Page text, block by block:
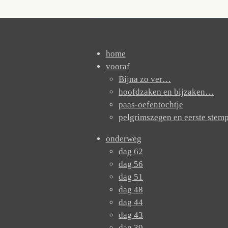
home
vooraf
Bijna zo ver…
hoofdzaken en bijzaken…
paas-oefentochtje
pelgrimszegen en eerste
onderweg
dag 62
dag 56
dag 51
dag 48
dag 44
dag 43